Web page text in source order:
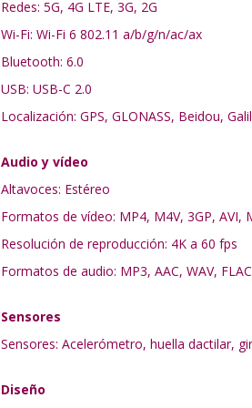
Redes: 5G, 4G LTE, 3G, 2G
Wi-Fi: Wi-Fi 6 802.11 a/b/g/n/ac/ax
Bluetooth: 6.0
USB: USB-C 2.0
Localización: GPS, GLONASS, Beidou,
Audio y vídeo
Altavoces: Estéreo
Formatos de vídeo: MP4, M4V, 3GP, AVI,
Resolución de reproducción: 4K a 60 fps
Formatos de audio: MP3, AAC, WAV,
Sensores
Sensores: Acelerómetro, huella dactilar,
Diseño